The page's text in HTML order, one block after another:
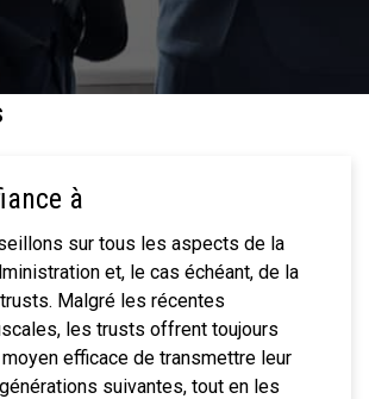
à
sur tous les aspects de la
et, le cas échéant, de la
Malgré les récentes
les trusts offrent toujours
efficace de transmettre leur
suivantes, tout en les